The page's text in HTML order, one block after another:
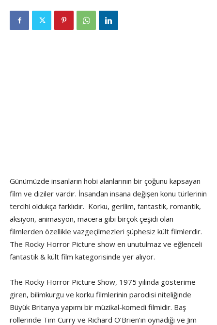
Günümüzde insanların hobi alanlarının bir çoğunu kapsayan
film ve diziler vardır. İnsandan insana değişen konu türlerinin
tercihi oldukça farklıdır. Korku, gerilim, fantastik, romantik,
aksiyon, animasyon, macera gibi birçok çeşidi olan
filmlerden özellikle vazgeçilmezleri şüphesiz kült filmlerdir.
The Rocky Horror Picture show en unutulmaz ve eğlenceli
fantastik & kült film kategorisinde yer alıyor.
The Rocky Horror Picture Show, 1975 yılında gösterime
giren, bilimkurgu ve korku filmlerinin parodisi niteliğinde
Büyük Britanya yapımı bir müzikal-komedi filmidir. Baş
rollerinde Tim Curry ve Richard O’Brien’ın oynadığı ve Jim